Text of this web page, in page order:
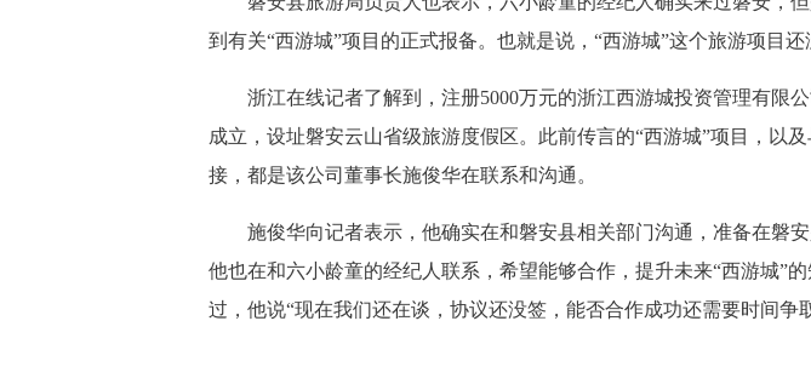
到有关“西游城”项目的正式报备。也就是说，“西游城”这个旅游项目还
浙江在线记者了解到，注册5000万元的浙江西游城投资管理有限
成立，设址磐安云山省级旅游度假区。此前传言的“西游城”项目，以
接，都是该公司董事长施俊华在联系和沟通。
施俊华向记者表示，他确实在和磐安县相关部门沟通，准备在磐安
他也在和六小龄童的经纪人联系，希望能够合作，提升未来“西游城”
过，他说“现在我们还在谈，协议还没签，能否合作成功还需要时间争取